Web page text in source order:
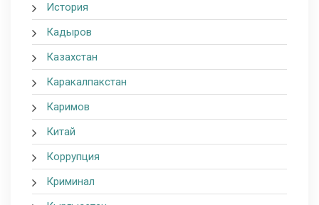
История
Кадыров
Казахстан
Каракалпакстан
Каримов
Китай
Коррупция
Криминал